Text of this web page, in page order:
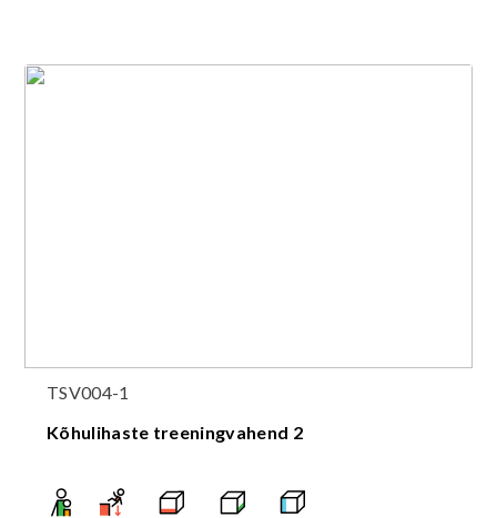
TSV004-1
Kõhulihaste treeningvahend 2